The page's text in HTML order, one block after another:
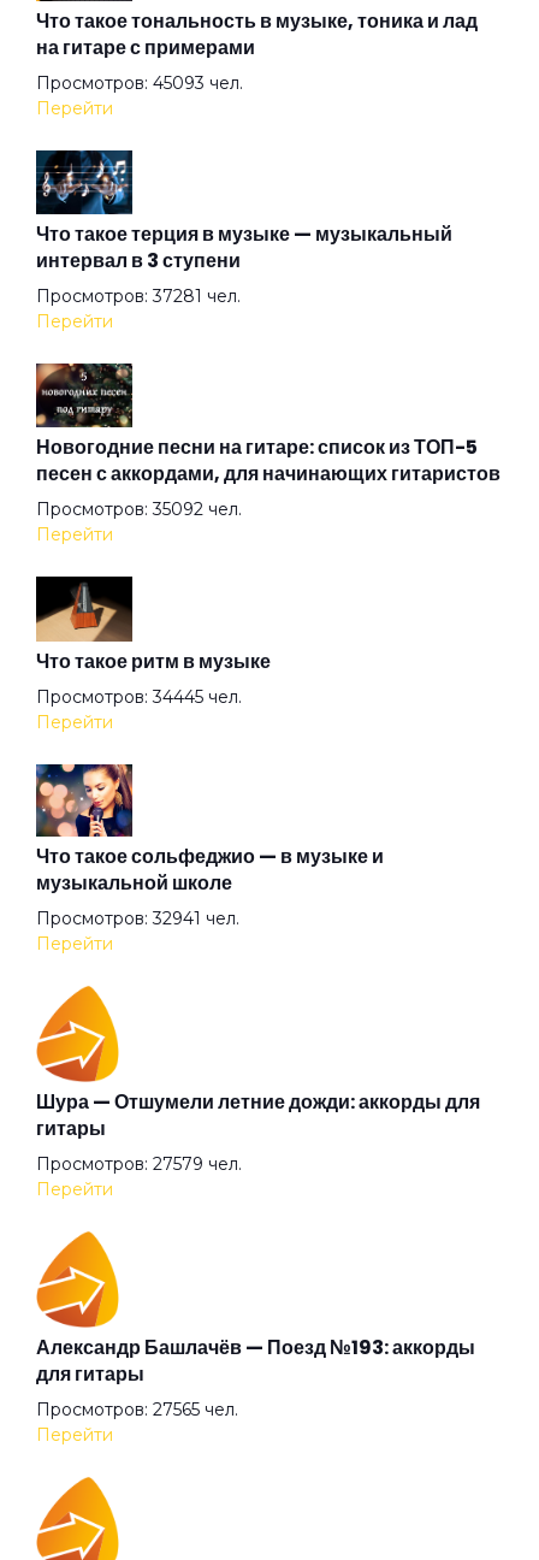
Мультибрендовый
Не забирай меня с пати
Не заметив
Не надо меня узнавать
Одно и то же
Оставь их
Первый
Притон
Сливочное масло
Сны
Сука тащит нас на дно
Танцуй сама
Темно
Трата времени
Ха-ха-ха
Цепи
Цифры (feat. Индаблэк & qurt
Что такое тональность в музыке, тоника и лад
на гитаре с примерами
Просмотров: 45093 чел.
Перейти
Что такое терция в музыке — музыкальный
интервал в 3 ступени
Просмотров: 37281 чел.
Перейти
Новогодние песни на гитаре: список из ТОП-5
песен с аккордами, для начинающих гитаристов
Просмотров: 35092 чел.
Перейти
Что такое ритм в музыке
Просмотров: 34445 чел.
Перейти
Что такое сольфеджио — в музыке и
музыкальной школе
Просмотров: 32941 чел.
Перейти
Шура — Отшумели летние дожди: аккорды для
гитары
Просмотров: 27579 чел.
Перейти
Александр Башлачёв — Поезд №193: аккорды
для гитары
Просмотров: 27565 чел.
Перейти